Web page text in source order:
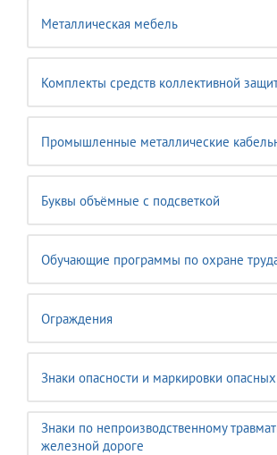
Металлическая мебель
Комплекты средств коллективной
Промышленные металлические
Буквы объёмные с подсветкой
Обучающие программы по охране
Ограждения
Знаки опасности и маркировки
Знаки по непроизводственному
железной дороге